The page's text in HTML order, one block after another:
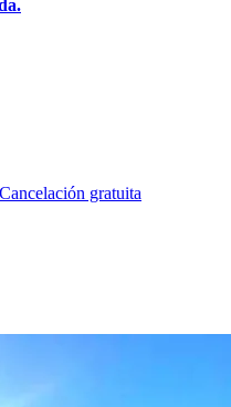
Cancelación gratuita